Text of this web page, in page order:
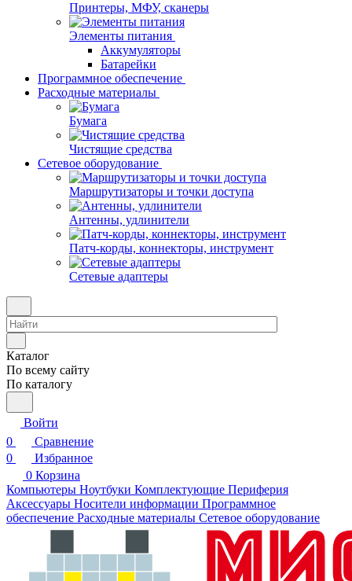
Принтеры, МФУ, сканеры
Элементы питания
Аккумуляторы
Батарейки
Программное обеспечение
Расходные материалы
Бумага
Чистящие средства
Сетевое оборудование
Маршрутизаторы и точки доступа
Антенны, удлинители
Патч-корды, коннекторы, инструмент
Сетевые адаптеры
Каталог
По всему сайту
По каталогу
Войти
0
Сравнение
0
Избранное
0 Корзина
Компьютеры Ноутбуки Комплектующие Периферия
Аксессуары Носители информации Программное
обеспечение Расходные материалы Сетевое оборудование